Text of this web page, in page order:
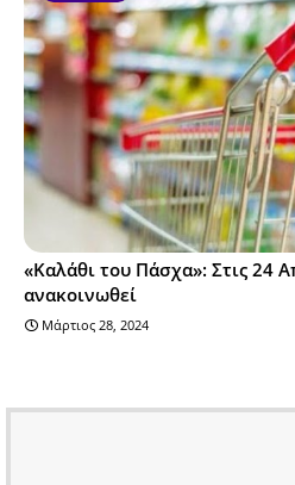
«Καλάθι του Πάσχα»: Στις 24
ανακοινωθεί
Μάρτιος 28, 2024